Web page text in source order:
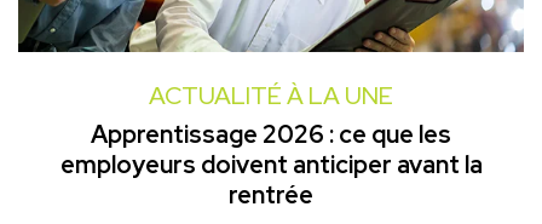
ACTUALITÉ À LA UNE
Apprentissage 2026 : ce que les
employeurs doivent anticiper avant la
rentrée